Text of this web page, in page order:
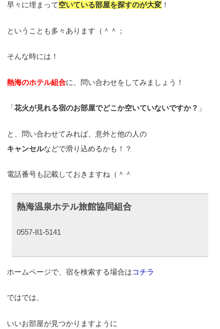
早々に埋まって空いている部屋を探すのが大変 ！
ということも多々あります（＾＾；
そんな時には！
熱海のホテル組合に、問い合わせをしてみましょう！
「花火が見れる宿のお部屋でどこか空いていないですか？ 」
と、問い合わせてみれば、意外と他の人の
キャンセルなどで滑り込めるかも！？
電話番号も記載しておきますね（＾＾
熱海温泉ホテル旅館協同組合
0557-81-5141
ホームページで、宿を検索する場合はコチラ
ではでは、
いいお部屋が見つかりますように